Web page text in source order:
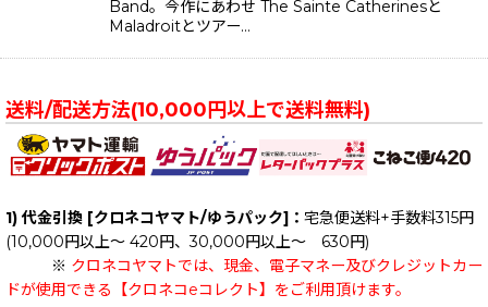
Band。今作にあわせ The Sainte Catherinesと
Maladroitとツアー…
送料/配送方法(10,000円以上で送料無料)
1) 代金引換 [クロネコヤマト/ゆうパック]： 宅急便送料+手数料315円
(10,000円以上～ 420円、30,000円以上～ 630円)
※ クロネコヤマトでは、現金、電子マネー及びクレジットカー
ドが使用できる【クロネコeコレクト】をご利用頂けます。